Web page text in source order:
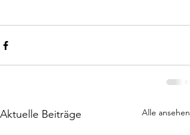
Aktuelle Beiträge Alle ansehen